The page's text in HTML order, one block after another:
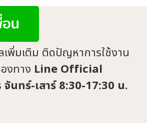
พิ่มเติม ติดปัญหาการใช้งาน
งทาง Line Official
จันทร์-เสาร์ 8:30-17:30 น.